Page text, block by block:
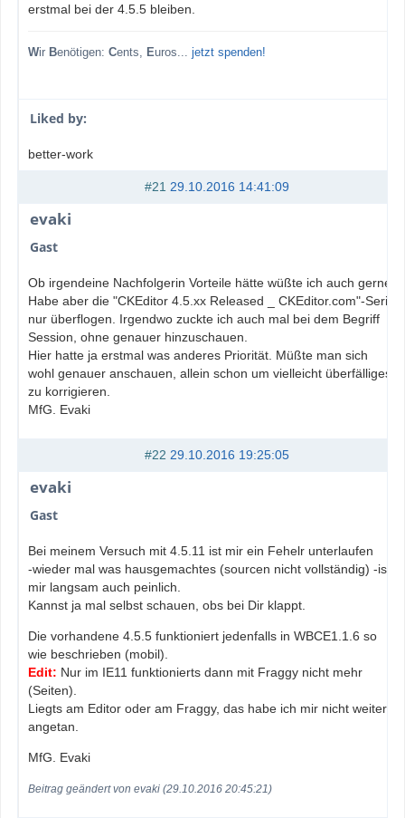
erstmal bei der 4.5.5 bleiben.
Wir Benötigen: Cents, Euros... jetzt spenden!
Liked by:
better-work
#21 29.10.2016 14:41:09
evaki
Gast
Ob irgendeine Nachfolgerin Vorteile hätte wüßte ich auch gerne.
Habe aber die "CKEditor 4.5.xx Released _ CKEditor.com"-Serie
nur überflogen. Irgendwo zuckte ich auch mal bei dem Begriff
Session, ohne genauer hinzuschauen.
Hier hatte ja erstmal was anderes Priorität. Müßte man sich
wohl genauer anschauen, allein schon um vielleicht überfälliges,
zu korrigieren.
MfG. Evaki
#22 29.10.2016 19:25:05
evaki
Gast
Bei meinem Versuch mit 4.5.11 ist mir ein Fehelr unterlaufen
-wieder mal was hausgemachtes (sourcen nicht vollständig) -ist
mir langsam auch peinlich.
Kannst ja mal selbst schauen, obs bei Dir klappt.
Die vorhandene 4.5.5 funktioniert jedenfalls in WBCE1.1.6 so
wie beschrieben (mobil).
Edit: Nur im IE11 funktionierts dann mit Fraggy nicht mehr
(Seiten).
Liegts am Editor oder am Fraggy, das habe ich mir nicht weiter
angetan.
MfG. Evaki
Beitrag geändert von evaki (29.10.2016 20:45:21)